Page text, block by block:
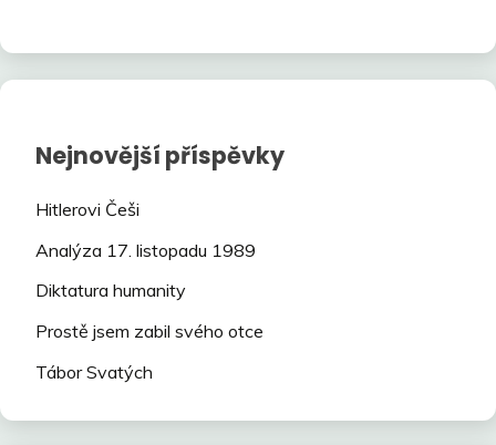
Nejnovější příspěvky
Hitlerovi Češi
Analýza 17. listopadu 1989
Diktatura humanity
Prostě jsem zabil svého otce
Tábor Svatých